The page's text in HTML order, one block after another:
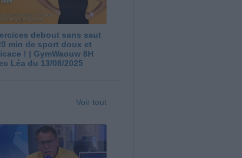
debout sans saut
min de sport doux et
! | GymWaouw 8H
Léa du 13/08/2025
Voir tout